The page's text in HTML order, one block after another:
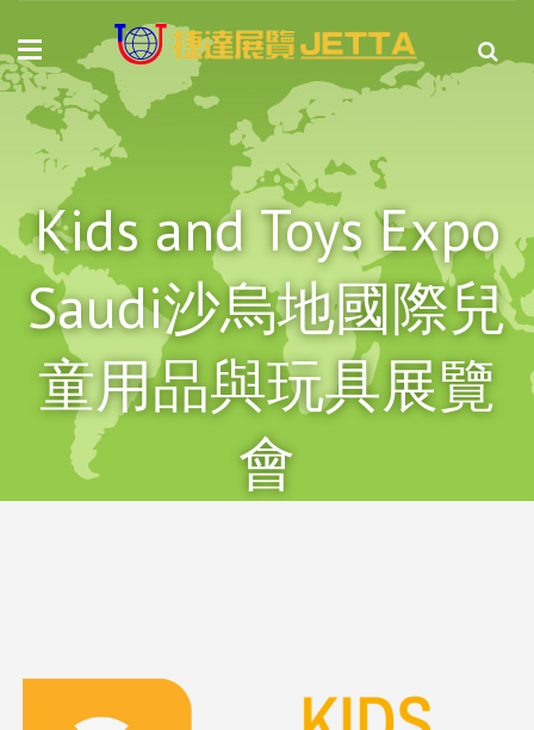
Kids and Toys Expo
Saudi沙烏地國際兒
童用品與玩具展覽
會